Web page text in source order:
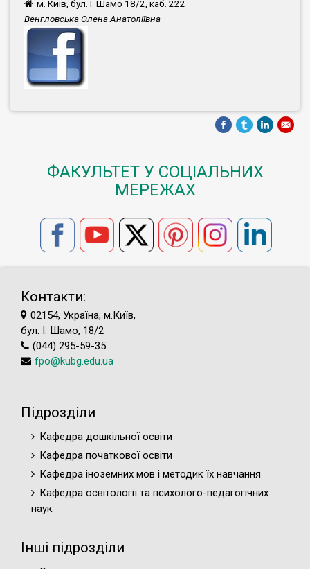
м. Київ, бул. І. Шамо 18/2, каб. 222
Венгловська Олена Анатоліївна
ФАКУЛЬТЕТ У СОЦІАЛЬНИХ
МЕРЕЖАХ
Контакти:
02154, Україна, м.Київ,
бул. І. Шамо, 18/2
(044) 295-59-35
fpo@kubg.edu.ua
Підрозділи
Кафедра дошкільної освіти
Кафедра початкової освіти
Кафедра іноземних мов і методик їх навчання
Кафедра освітології та психолого-педагогічних
наук
Інші підрозділи